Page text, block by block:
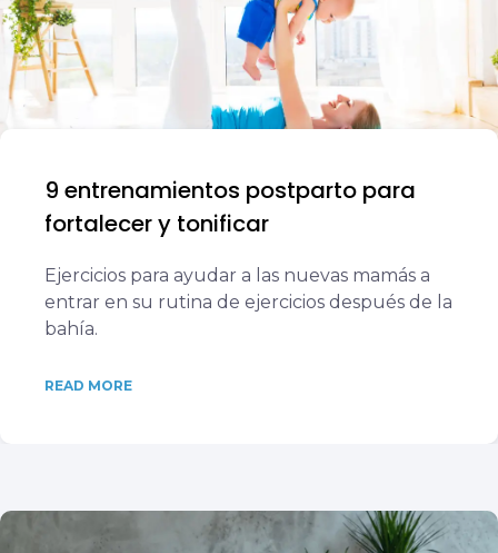
9 entrenamientos postparto para
fortalecer y tonificar
Ejercicios para ayudar a las nuevas mamás a
entrar en su rutina de ejercicios después de la
bahía.
READ MORE